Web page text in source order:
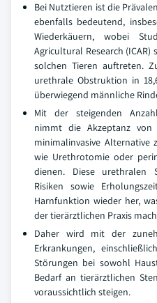
Bei Nutztieren ist die
ebenfalls bedeutend,
Wiederkäuern, wobei
Agricultural Research (ICAR)
solchen Tieren auftreten.
urethrale Obstruktion in
überwiegend männliche
Mit der steigenden
nimmt die Akzeptanz
minimalinvasive
wie Urethrotomie oder
dienen. Diese urethralen
Risiken sowie
Harnfunktion wieder her,
der tierärztlichen Praxis
Daher wird mit der
Erkrankungen,
Störungen bei sowohl
Bedarf an tierärztlichen
voraussichtlich steigen.